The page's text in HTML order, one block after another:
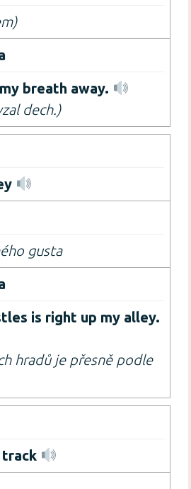
breath away.
dech.)
gusta
is right up my alley.
hradů je přesně podle